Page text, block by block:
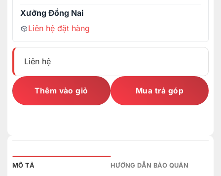
Xưởng Đồng Nai
Liên hệ đặt hàng
Liên hệ
Thêm vào giỏ Mua trả góp
MÔ TẢ HƯỚNG DẪN BẢO QUẢN